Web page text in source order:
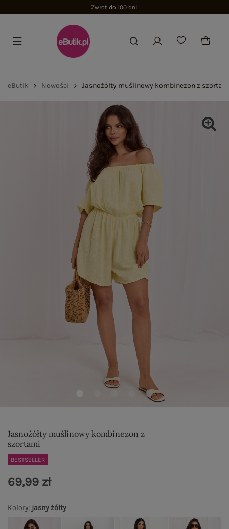
Zwrot do 100 dni
eButik Nowości Jasnożółty muślinowy kombinezon z
Jasnożółty muślinowy kombinezon z
szortami
BESTSELLER
Kolory: jasny żółty
69,99 zł